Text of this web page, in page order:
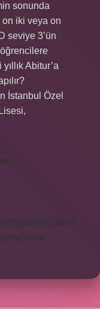
sonunda
iki veya on
seviye 3’ün
Abitur’a
İstanbul Özel
hardshell.com.tr
nttgame